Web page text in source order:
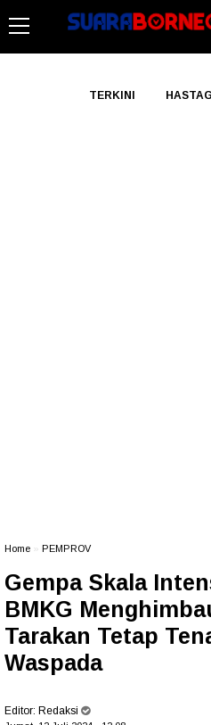
TERKINI HASTAG
Home PEMPROV
Gempa Skala
BMKG
Tarakan Tetap
Waspada
Editor: Redaksi